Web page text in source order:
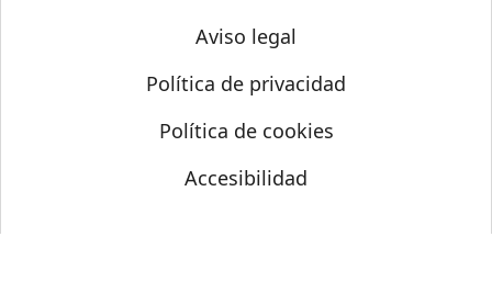
Aviso legal
Política de privacidad
Política de cookies
Accesibilidad